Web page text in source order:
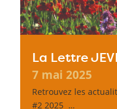
La Lettre
7 mai 2025
Retrouvez les
#2 2025 …